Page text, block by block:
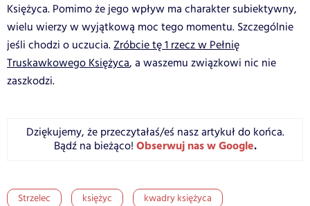
Księżyca. Pomimo że jego wpływ ma charakter subiektywny,
wielu wierzy w wyjątkową moc tego momentu. Szczególnie
jeśli chodzi o uczucia.Zróbcie tę 1 rzecz w Pełnię
Truskawkowego Księżyca, a waszemu związkowi nic nie
zaszkodzi.
Dziękujemy, że przeczytałaś/eś nasz artykuł do końca.
Bądź na bieżąco! Obserwuj nas w Google.
Strzelec księżyc
kwadry księżyca